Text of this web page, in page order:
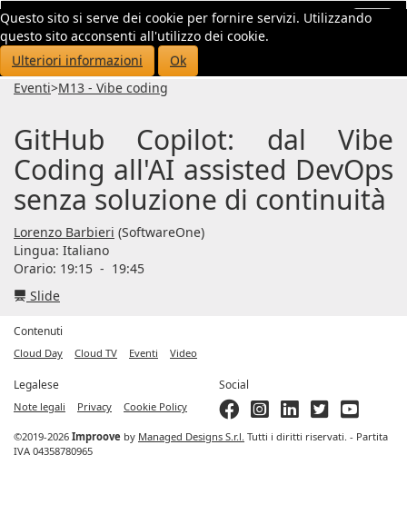
Questo sito si serve dei cookie per fornire servizi. Utilizzando
questo sito acconsenti all'utilizzo dei cookie.
Ulteriori informazioni
Ok
Eventi>M13 - Vibe coding
GitHub Copilot: dal Vibe
Coding all'AI assisted DevOps
senza soluzione di continuità
Lorenzo Barbieri (SoftwareOne)
Lingua: Italiano
Orario: 19:15 - 19:45
Slide
Contenuti
Cloud Day Cloud TV Eventi Video
Legalese
Note legali Privacy Cookie Policy
Social
©2019-2026 Improove by Managed Designs S.r.l. Tutti i diritti riservati. - Partita
IVA 04358780965